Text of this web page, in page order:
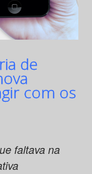
de
com os
faltava na